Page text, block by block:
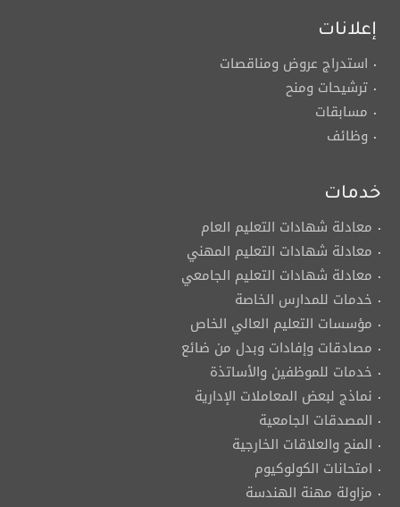
إعلانات
استدراج عروض ومناقصات
ترشيحات ومنح
مسابقات
وظائف
خدمات
معادلة شهادات التعليم العام
معادلة شهادات التعليم المهني
معادلة شهادات التعليم الجامعي
خدمات للمدارس الخاصة
مؤسسات التعليم العالي الخاص
مصادقات وإفادات وبدل من ضائع
خدمات للموظفين والأساتذة
نماذج لبعض المعاملات الإدارية
المصدقات الجامعية
المنح والعلاقات الخارجية
امتحانات الكولوكيوم
مزاولة مهنة الهندسة